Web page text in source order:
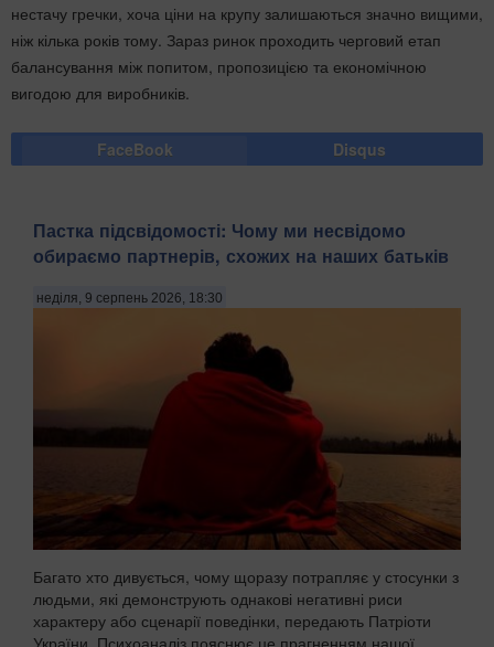
нестачу гречки, хоча ціни на крупу залишаються значно вищими,
ніж кілька років тому. Зараз ринок проходить черговий етап
балансування між попитом, пропозицією та економічною
вигодою для виробників.
FaceBook Disqus
Пастка підсвідомості: Чому ми несвідомо
обираємо партнерів, схожих на наших батьків
неділя, 9 серпень 2026, 18:30
Багато хто дивується, чому щоразу потрапляє у стосунки з
людьми, які демонструють однакові негативні риси
характеру або сценарії поведінки, передають Патріоти
України. Психоаналіз пояснює це прагненням нашої